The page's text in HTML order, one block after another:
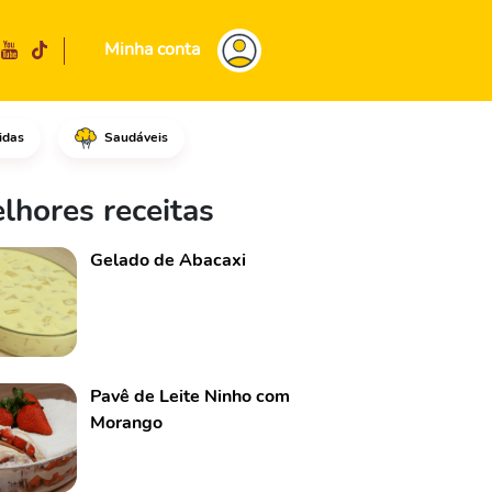
Minha conta
Saudáveis
com o sal,
receitas
Gelado de Abacaxi
Pavê de Leite Ninho com
Morango